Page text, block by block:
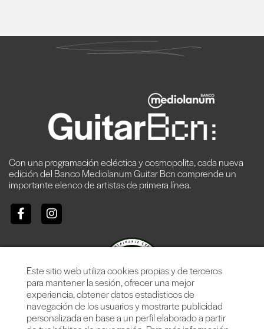
Con una programación ecléctica y cosmopolita, cada nueva
edición del Banco Mediolanum Guitar Bcn comprende un
importante elenco de artistas de primera línea.
Este sitio web utiliza cookies propias y de terceros
para mantener la sesión, ofrecer una mejor
experiencia, obtener datos estadísticos de
navegación de los usuarios y mostrarte publicidad
personalizada en base a un perfil elaborado a partir